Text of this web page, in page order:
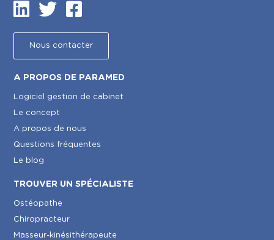
Nous contacter
A PROPOS DE PARAMED
Logiciel gestion de cabinet
Le concept
A propos de nous
Questions fréquentes
Le blog
TROUVER UN SPÉCIALISTE
Ostéopathe
Chiropracteur
Masseur-kinésithérapeute